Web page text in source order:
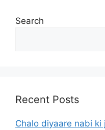
Search
Recent Posts
Chalo diyaare nabi